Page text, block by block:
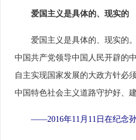
爱国主义是具体的、现实的
爱国主义是具体的、现实的。
中国共产党领导中国人民开辟的
自主实现国家发展的大政方针必
中国特色社会主义道路守护好、
——2016年11月11日在纪念